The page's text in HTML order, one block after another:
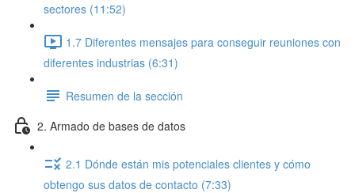
sectores (11:52)
1.7 Diferentes mensajes para conseguir reuniones con
diferentes industrias (6:31)
Resumen de la sección
2. Armado de bases de datos
2.1 Dónde están mis potenciales clientes y cómo
obtengo sus datos de contacto (7:33)